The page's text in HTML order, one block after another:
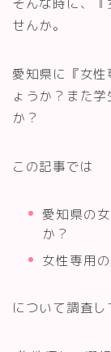
せんか。
愛知県に『女
ょうか？また
か？
この記事では
愛知県の
か？
女性専用
について調査し